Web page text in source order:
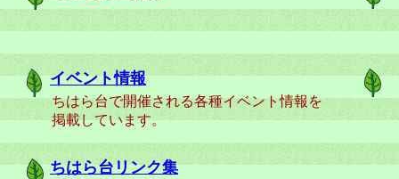
イベント情報
ちはら台リンク集
ちはら台で開催される各種イベント情報を
掲載しています。